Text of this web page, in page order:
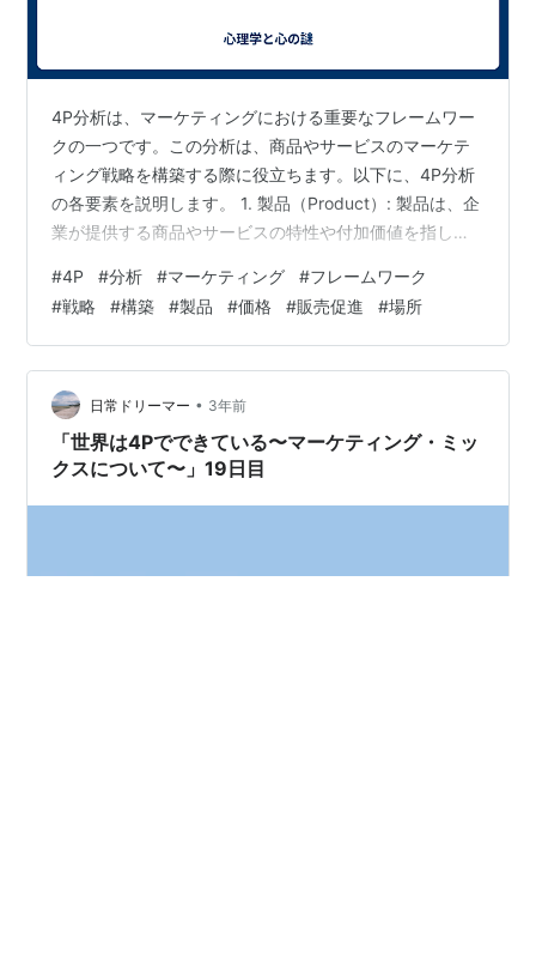
4P分析は、マーケティングにおける重要なフレームワー
クの一つです。この分析は、商品やサービスのマーケテ
ィング戦略を構築する際に役立ちます。以下に、4P分析
の各要素を説明します。 1. 製品（Product）: 製品は、企
業が提供する商品やサービスの特性や付加価値を指しま
イメージ、特長などが含まれます。製品の開発や改良、
価値提案の明確化など、顧客のニーズや要求に適合する
製品を提供することが重要です。 2. 価格（Price）: 価格
は、商品やサービスを販売する際の価格設定に関連しま
す。価格は、企業の利益率、競合他社の価格、顧客の購
買意欲などを考慮…
#4P #分析 #マーケティング #フレームワーク
#戦略 #構築 #製品 #価格 #販売促進 #場所
日常ドリーマー • 3年前
「世界は4Pでできている〜マーケティング・ミッ
クスについて〜」19日目